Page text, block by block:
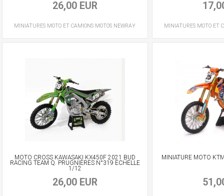
26,00 EUR
MINIATURES MOTO ET CAMIONS MOTOS NEWRAY MINIATURES MOTO ET
MOTO CROSS KAWASAKI KX450F 2021 BUD
RACING TEAM Q. PRUGNIÈRES N°319 ECHELLE
1/12
26,00 EUR
MINIATURE MOTO